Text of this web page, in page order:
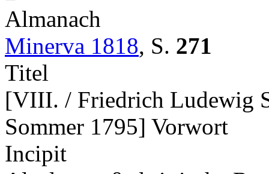
Almanach
Minerva 1818, S. 271
Titel
[VIII. / Friedrich Ludewig
Sommer 1795] Vorwort
Incipit